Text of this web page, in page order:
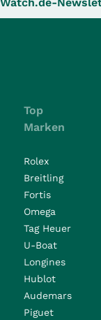
Top
Marken
Rolex
Breitling
Fortis
Omega
Tag Heuer
U-Boat
Longines
Hublot
Audemars
Piguet